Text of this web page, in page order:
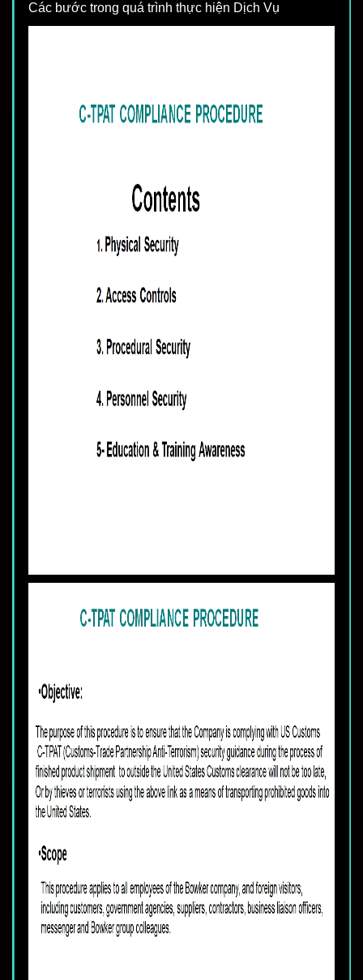
Các bước trong quá trình thực hiện Dịch Vụ